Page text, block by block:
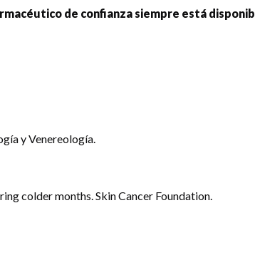
de confianza siempre está
y Venereología.
colder months. Skin Cancer Foundation.